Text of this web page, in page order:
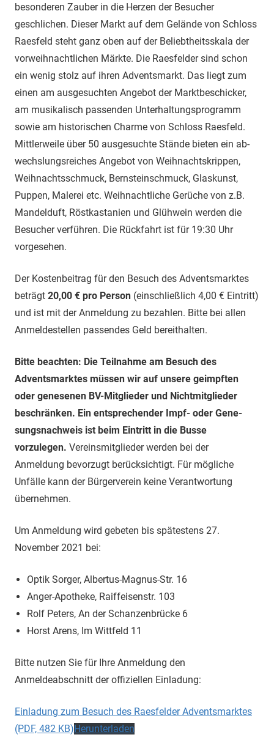
besonderen Zauber in die Herzen der Besucher
geschlichen. Dieser Markt auf dem Gelände von Schloss
Raesfeld steht ganz oben auf der Beliebtheitsskala der
vorweihnachtlichen Märkte. Die Raesfelder sind schon
ein wenig stolz auf ihren Adventsmarkt. Das liegt zum
einen am ausgesuchten Angebot der Marktbeschicker,
am musikalisch passenden Unterhaltungsprogramm
sowie am historischen Charme von Schloss Raesfeld.
Mittlerweile über 50 ausgesuchte Stände bieten ein ab­
wechslungsreiches Angebot von Weihnachtskrippen,
Weih­nachtsschmuck, Bernsteinschmuck, Glaskunst,
Puppen, Malerei etc. Weih­nachtliche Gerüche von z.B.
Mandelduft, Röstkastanien und Glühwein werden die
Besucher ver­führen. Die Rückfahrt ist für 19:30 Uhr
vorge­sehen.
Der Kostenbeitrag für den Besuch des Adventsmarktes
beträgt 20,00 € pro Person (einschließlich 4,00 € Eintritt)
und ist mit der Anmeldung zu bezahlen. Bitte bei allen
Anmeldestellen passendes Geld bereithalten.
Bitte beachten: Die Teilnahme am Besuch des
Adventsmarktes müssen wir auf unsere geimpften
oder genesenen BV-Mitglieder und Nicht­mit­glieder
beschränken. Ein entsprechender Impf- oder Gene­
sungs­nach­weis ist beim Eintritt in die Busse
vorzulegen. Vereins­mitglieder werden bei der
Anmeldung bevorzugt berücksichtigt. Für mögliche
Unfälle kann der Bürgerverein keine Verantwortung
übernehmen.
Um Anmeldung wird gebeten bis spätestens 27.
November 2021 bei:
Optik Sorger, Albertus-Magnus-Str. 16
Anger-Apotheke, Raiffeisenstr. 103
Rolf Peters, An der Schanzenbrücke 6
Horst Arens, Im Wittfeld 11
Bitte nutzen Sie für Ihre Anmeldung den
Anmeldeabschnitt der offiziellen Einladung:
Einladung zum Besuch des Raesfelder Adventsmarktes
(PDF, 482 KB)Herunterladen